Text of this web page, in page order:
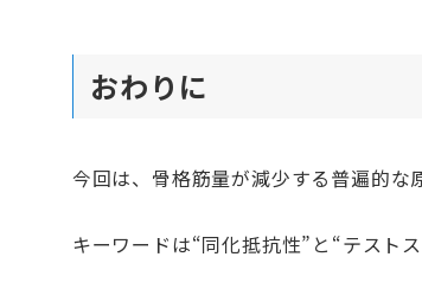
おわりに
今回は、骨格筋量が減少する普遍的な
キーワードは“同化抵抗性”と“テストス